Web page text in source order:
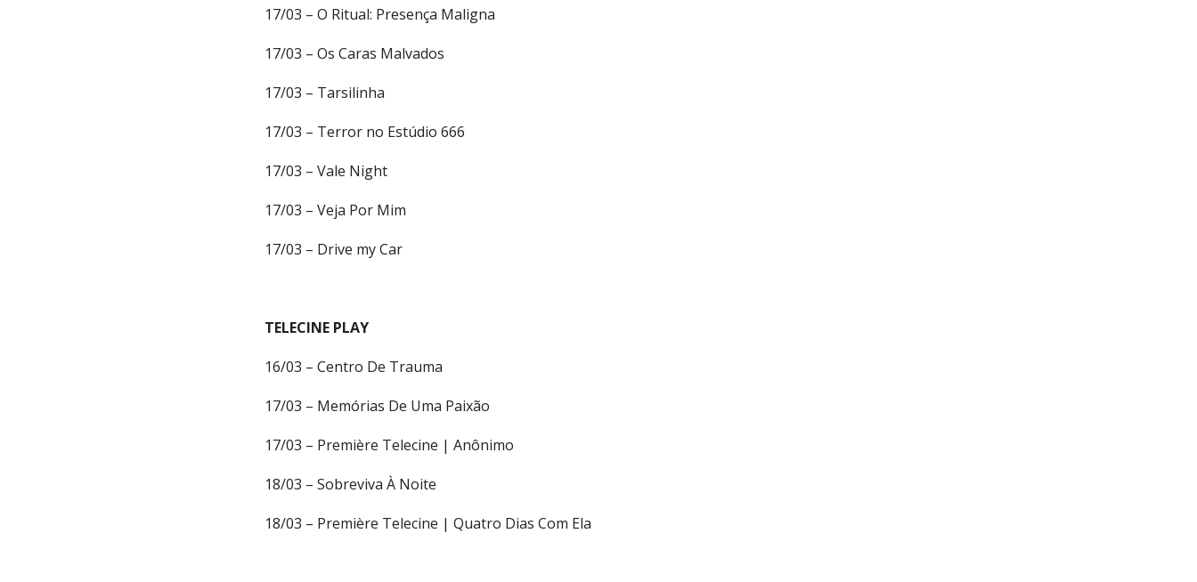
17/03 – O Ritual: Presença Maligna
17/03 – Os Caras Malvados
17/03 – Tarsilinha
17/03 – Terror no Estúdio 666
17/03 – Vale Night
17/03 – Veja Por Mim
17/03 – Drive my Car
TELECINE PLAY
16/03 – Centro De Trauma
17/03 – Memórias De Uma Paixão
17/03 – Première Telecine | Anônimo
18/03 – Sobreviva À Noite
18/03 – Première Telecine | Quatro Dias Com Ela